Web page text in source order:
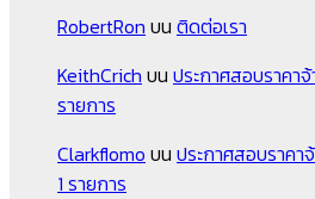
RobertRon บน ติดต่อเรา
KeithCrich บน ประกาศสอบราคา
รายการ
Clarkflomo บน ประกาศสอบราคา
1 รายการ